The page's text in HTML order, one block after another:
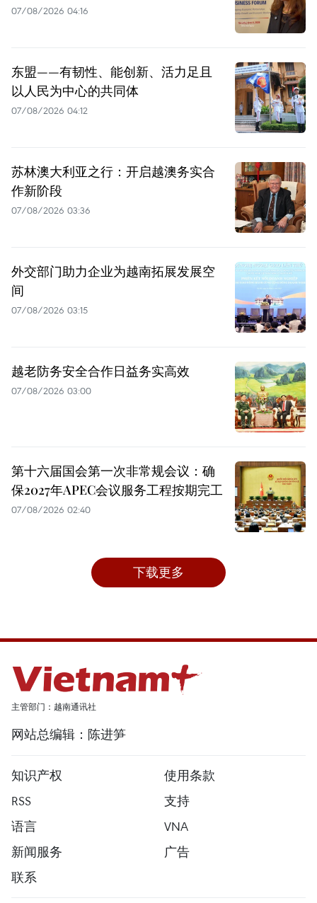
07/08/2026 04:16
东盟——有韧性、能创新、活力足且
以人民为中心的共同体
07/08/2026 04:12
苏林澳大利亚之行：开启越澳务实合
作新阶段
07/08/2026 03:36
外交部门助力企业为越南拓展发展空
间
07/08/2026 03:15
越老防务安全合作日益务实高效
07/08/2026 03:00
第十六届国会第一次非常规会议：确
保2027年APEC会议服务工程按期完工
07/08/2026 02:40
下载更多
主管部门：越南通讯社
网站总编辑：陈进笋
知识产权
使用条款
RSS
支持
语言
VNA
新闻服务
广告
联系